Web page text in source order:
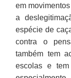
em
a
espécie de
contra o
também tem
escolas e tem